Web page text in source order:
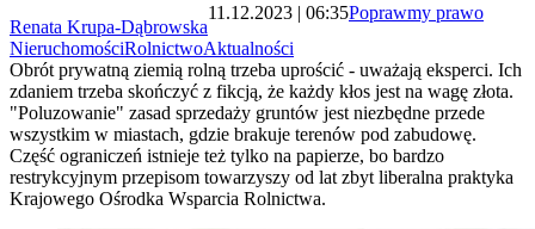
Renata Krupa-Dąbrowska
11.12.2023 | 06:35Poprawmy prawo
NieruchomościRolnictwoAktualności
Obrót prywatną ziemią rolną trzeba uprościć - uważają eksperci. Ich
zdaniem trzeba skończyć z fikcją, że każdy kłos jest na wagę złota.
"Poluzowanie" zasad sprzedaży gruntów jest niezbędne przede
wszystkim w miastach, gdzie brakuje terenów pod zabudowę.
Część ograniczeń istnieje też tylko na papierze, bo bardzo
restrykcyjnym przepisom towarzyszy od lat zbyt liberalna praktyka
Krajowego Ośrodka Wsparcia Rolnictwa.